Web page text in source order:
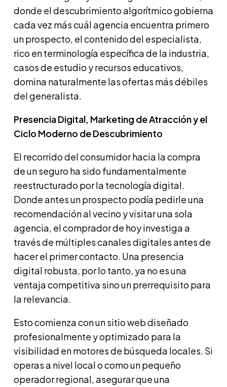
donde el descubrimiento algorítmico gobierna
cada vez más cuál agencia encuentra primero
un prospecto, el contenido del especialista,
rico en terminología específica de la industria,
casos de estudio y recursos educativos,
domina naturalmente las ofertas más débiles
del generalista.
Presencia Digital, Marketing de Atracción y el
Ciclo Moderno de Descubrimiento
El recorrido del consumidor hacia la compra
de un seguro ha sido fundamentalmente
reestructurado por la tecnología digital.
Donde antes un prospecto podía pedirle una
recomendación al vecino y visitar una sola
agencia, el comprador de hoy investiga a
través de múltiples canales digitales antes de
hacer el primer contacto. Una presencia
digital robusta, por lo tanto, ya no es una
ventaja competitiva sino un prerrequisito para
la relevancia.
Esto comienza con un sitio web diseñado
profesionalmente y optimizado para la
visibilidad en motores de búsqueda locales. Si
operas a nivel local o como un pequeño
operador regional, asegurar que una